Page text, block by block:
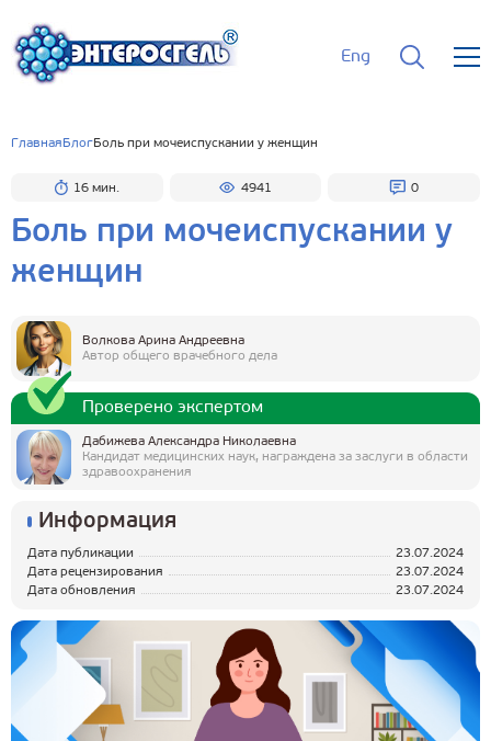
Eng
Главная БлогБоль при мочеиспускании у женщин
16 мин. 4941 0
Боль при мочеиспускании у
женщин
Волкова Арина Андреевна
Автор общего врачебного дела
Проверено экспертом
Дабижева Александра Николаевна
Кандидат медицинских наук, награждена за заслуги в области
здравоохранения
Информация
Дата публикации
23.07.2024
Дата рецензирования
23.07.2024
Дата обновления
23.07.2024